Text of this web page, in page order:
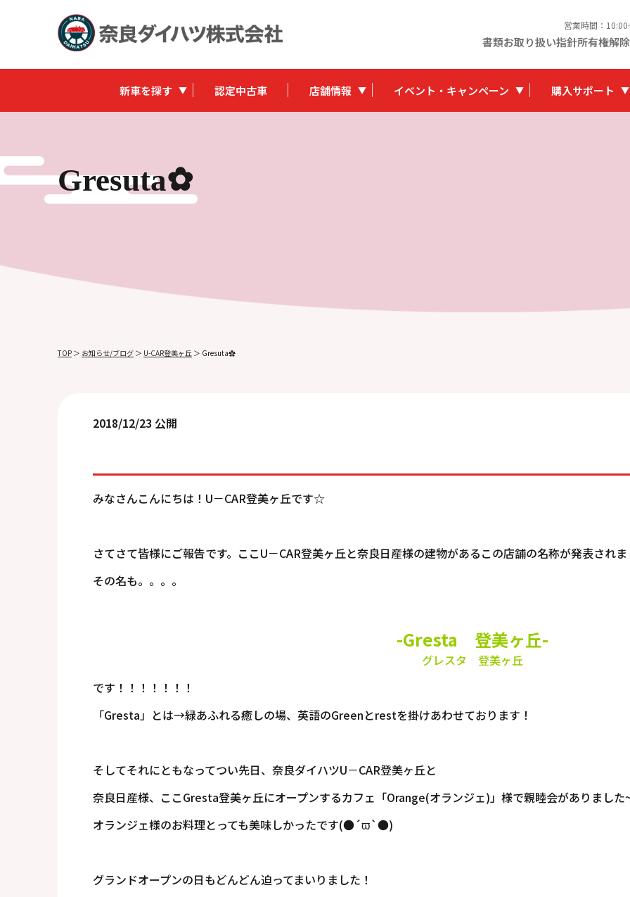
営業時間：
書類お取り扱い指針所有権解除
新車を探す 認定中古車 店舗情報 イベント・キャンペーン 購入サポート
Gresuta✿
TOP ＞ お知らせ/ブログ ＞ U-CAR登美ヶ丘 ＞ Gresuta✿
2018/12/23 公開
みなさんこんにちは！U－CAR登美ヶ丘です☆
さてさて皆様にご報告です。ここU－CAR登美ヶ丘と奈良日産様の建物があるこの店舗の名称が発表され
その名も。。。。
-Gresta 登美ヶ丘-
グレスタ 登美ヶ丘
です！！！！！！！
「Gresta」とは→緑あふれる癒しの場、英語のGreenとrestを掛けあわせております！
そしてそれにともなってつい先日、奈良ダイハツU－CAR登美ヶ丘と
奈良日産様、ここGresta登美ヶ丘にオープンするカフェ「Orange(オランジェ)」様で親睦会がありました
オランジェ様のお料理とっても美味しかったです(●´ϖ`●)
グランドオープンの日もどんどん迫ってまいりました！